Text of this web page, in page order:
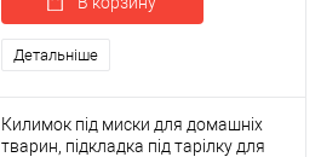
Детальніше
Килимок під миски для домашніх
тварин, підкладка під тарілку для